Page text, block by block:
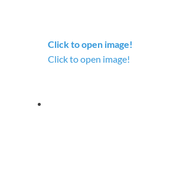
Click to open image!
Click to open image!